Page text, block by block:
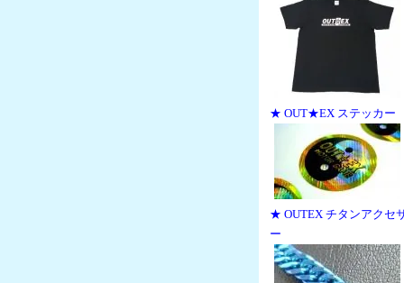
★ OUT★EX ステッカー
★ OUTEX チタンアクセ
ー